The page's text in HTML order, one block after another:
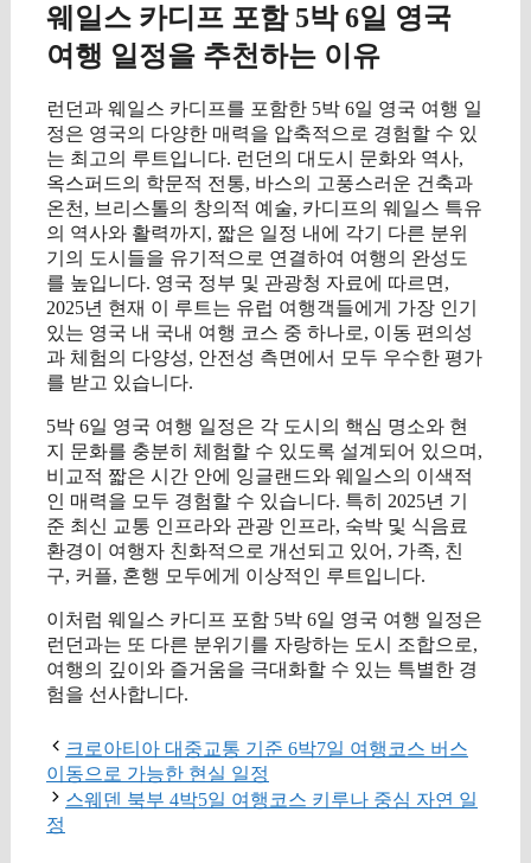
웨일스 카디프 포함 5박 6일 영국
여행 일정을 추천하는 이유
런던과 웨일스 카디프를 포함한 5박 6일 영국 여행 일
정은 영국의 다양한 매력을 압축적으로 경험할 수 있
는 최고의 루트입니다. 런던의 대도시 문화와 역사,
옥스퍼드의 학문적 전통, 바스의 고풍스러운 건축과
온천, 브리스톨의 창의적 예술, 카디프의 웨일스 특유
의 역사와 활력까지, 짧은 일정 내에 각기 다른 분위
기의 도시들을 유기적으로 연결하여 여행의 완성도
를 높입니다. 영국 정부 및 관광청 자료에 따르면,
2025년 현재 이 루트는 유럽 여행객들에게 가장 인기
있는 영국 내 국내 여행 코스 중 하나로, 이동 편의성
과 체험의 다양성, 안전성 측면에서 모두 우수한 평가
를 받고 있습니다.
5박 6일 영국 여행 일정은 각 도시의 핵심 명소와 현
지 문화를 충분히 체험할 수 있도록 설계되어 있으며,
비교적 짧은 시간 안에 잉글랜드와 웨일스의 이색적
인 매력을 모두 경험할 수 있습니다. 특히 2025년 기
준 최신 교통 인프라와 관광 인프라, 숙박 및 식음료
환경이 여행자 친화적으로 개선되고 있어, 가족, 친
구, 커플, 혼행 모두에게 이상적인 루트입니다.
이처럼 웨일스 카디프 포함 5박 6일 영국 여행 일정은
런던과는 또 다른 분위기를 자랑하는 도시 조합으로,
여행의 깊이와 즐거움을 극대화할 수 있는 특별한 경
험을 선사합니다.
크로아티아 대중교통 기준 6박7일 여행코스 버스
이동으로 가능한 현실 일정
스웨덴 북부 4박5일 여행코스 키루나 중심 자연 일
정